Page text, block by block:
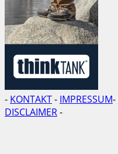
- KONTAKT- IMPRESSUM-
DISCLAIMER-